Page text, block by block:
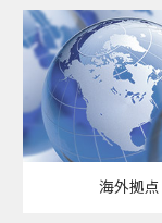
海外拠点